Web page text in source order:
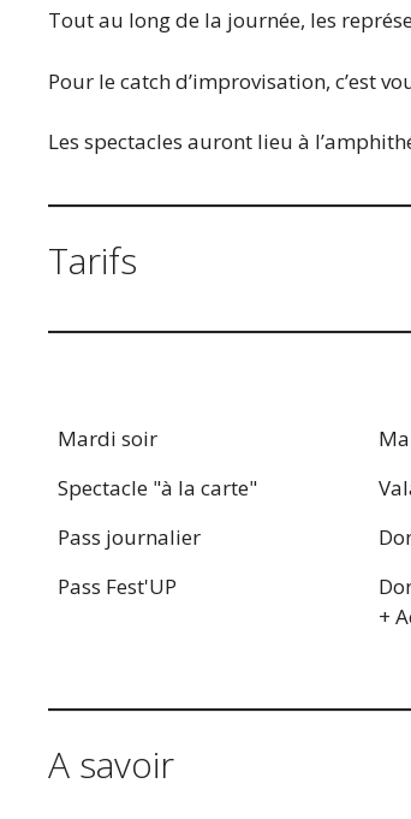
Tout au long de la journée, les
Pour le catch d’improvisation, c’est
Les spectacles auront lieu à
Tarifs
Mardi soir
Spectacle "à la carte"
Pass journalier
Pass Fest'UP
+
A savoir